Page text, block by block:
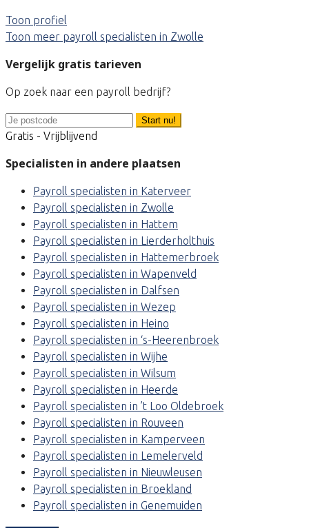
Toon profiel
Toon meer payroll specialisten in Zwolle
Vergelijk gratis tarieven
Op zoek naar een payroll bedrijf?
Start nu!
Gratis - Vrijblijvend
Specialisten in andere plaatsen
Payroll specialisten in Katerveer
Payroll specialisten in Zwolle
Payroll specialisten in Hattem
Payroll specialisten in Lierderholthuis
Payroll specialisten in Hattemerbroek
Payroll specialisten in Wapenveld
Payroll specialisten in Dalfsen
Payroll specialisten in Wezep
Payroll specialisten in Heino
Payroll specialisten in ‘s-Heerenbroek
Payroll specialisten in Wijhe
Payroll specialisten in Wilsum
Payroll specialisten in Heerde
Payroll specialisten in ’t Loo Oldebroek
Payroll specialisten in Rouveen
Payroll specialisten in Kamperveen
Payroll specialisten in Lemelerveld
Payroll specialisten in Nieuwleusen
Payroll specialisten in Broekland
Payroll specialisten in Genemuiden